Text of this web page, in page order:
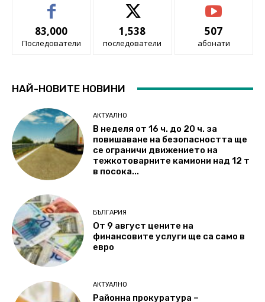
83,000
Последователи
1,538
последователи
507
абонати
НАЙ-НОВИТЕ НОВИНИ
АКТУАЛНО
В неделя от 16 ч. до 20 ч. за
повишаване на безопасността ще
се ограничи движението на
тежкотоварните камиони над 12 т
в посока...
БЪЛГАРИЯ
От 9 август цените на
финансовите услуги ще са само в
евро
АКТУАЛНО
Районна прокуратура –